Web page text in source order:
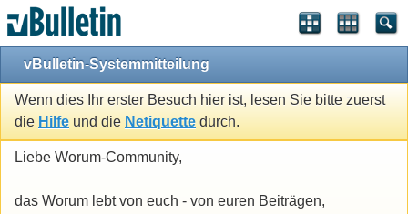
vBulletin-Systemmitteilung
Wenn dies Ihr erster Besuch hier ist, lesen Sie bitte zuerst
die Hilfe und die Netiquette durch.
Liebe Worum-Community,
das Worum lebt von euch - von euren Beiträgen,